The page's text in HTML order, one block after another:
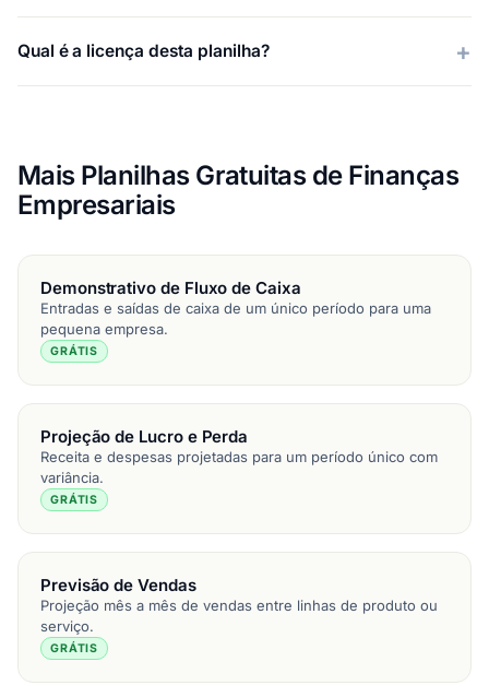
Qual é a licença desta planilha?
Mais Planilhas Gratuitas de Finanças
Empresariais
Demonstrativo de Fluxo de Caixa
Entradas e saídas de caixa de um único período para uma
pequena empresa.
GRÁTIS
Projeção de Lucro e Perda
Receita e despesas projetadas para um período único com
variância.
GRÁTIS
Previsão de Vendas
Projeção mês a mês de vendas entre linhas de produto ou
serviço.
GRÁTIS